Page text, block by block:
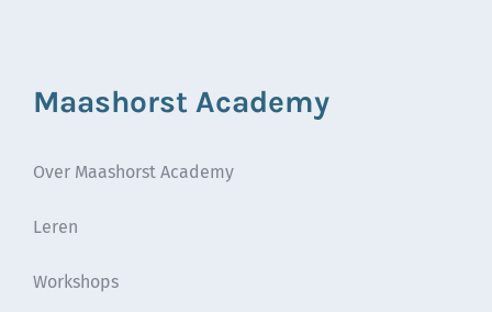
Maashorst Academy
Over Maashorst Academy
Leren
Workshops